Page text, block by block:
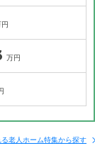
万円
老人ホーム特集から探す